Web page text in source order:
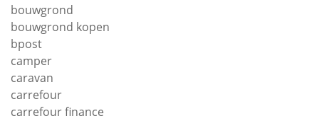
bouwgrond
bouwgrond kopen
bpost
camper
caravan
carrefour
carrefour finance